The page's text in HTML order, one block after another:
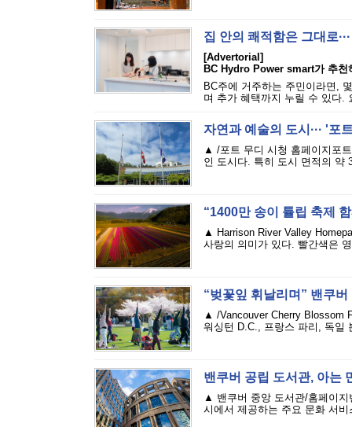
집 안의 쾌적함은 그대로
[Advertorial]
BC Hydro Power smart가 추천
BC주에 거주하는 주민이라면,
며 추가 혜택까지 누릴 수 있다.
자연과 예술의 도시··· '
▲ /포트 무디 시청 홈페이지포
인 도시다. 특히 도시 면적의 약
“1400만 송이 튤립 축제
▲ Harrison River Valley
사랑의 의미가 있다. 빨간색은
“벚꽃잎 휘날리며” 밴쿠
▲ /Vancouver Cherry Blossom
워싱턴 D.C., 프랑스 파리, 독일
밴쿠버 공립 도서관, 아는
▲ 밴쿠버 중앙 도서관/홈페이지
시에서 제공하는 주요 문화 서